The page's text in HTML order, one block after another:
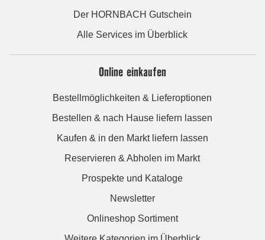
Der HORNBACH Gutschein
Alle Services im Überblick
Online einkaufen
Bestellmöglichkeiten & Lieferoptionen
Bestellen & nach Hause liefern lassen
Kaufen & in den Markt liefern lassen
Reservieren & Abholen im Markt
Prospekte und Kataloge
Newsletter
Onlineshop Sortiment